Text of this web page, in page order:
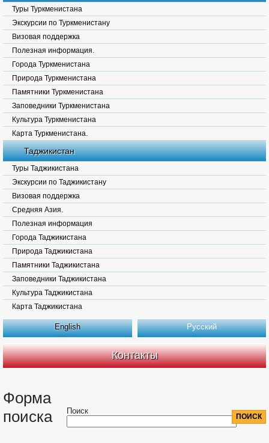
Туры Туркменистана
Экскурсии по Туркменистану
Визовая поддержка
Полезная информация.
Города Туркменистана
Природа Туркменистана
Памятники Туркменистана
Заповедники Туркменистана
Культура Туркменистана
Карта Туркменистана.
Таджикистан
Туры Таджикистана
Экскурсии по Таджикистану
Визовая поддержка
Средняя Азия.
Полезная информация
Города Таджикистана
Природа Таджикистана
Памятники Таджикистана
Заповедники Таджикистана
Культура Таджикистана
Карта Таджикистана
English Русский
Контакты
Форма
поиска
Поиск